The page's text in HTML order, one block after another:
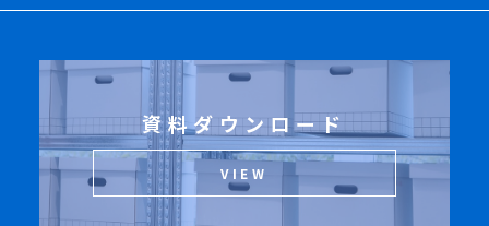
資料ダウンロード
VIEW